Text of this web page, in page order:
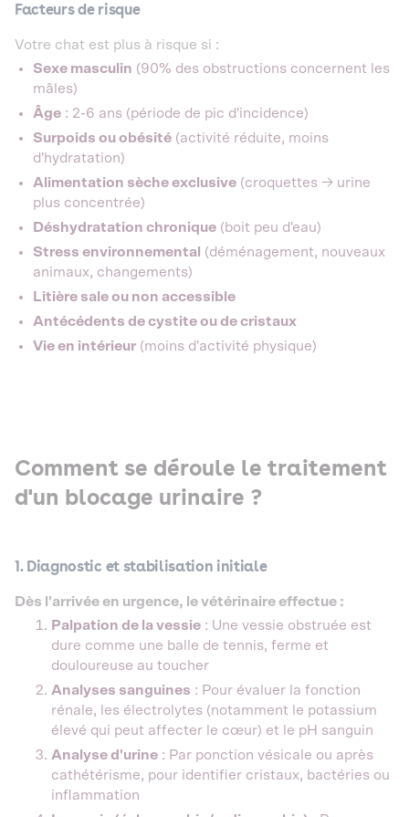
Facteurs de risque
Votre chat est plus à risque si :
Sexe masculin (90% des obstructions concernent les
mâles)
Âge : 2-6 ans (période de pic d'incidence)
Surpoids ou obésité (activité réduite, moins
d'hydratation)
Alimentation sèche exclusive (croquettes → urine
plus concentrée)
Déshydratation chronique (boit peu d'eau)
Stress environnemental (déménagement, nouveaux
animaux, changements)
Litière sale ou non accessible
Antécédents de cystite ou de cristaux
Vie en intérieur (moins d'activité physique)
Comment se déroule le traitement
d'un blocage urinaire ?
1. Diagnostic et stabilisation initiale
Dès l'arrivée en urgence, le vétérinaire effectue :
Palpation de la vessie : Une vessie obstruée est
dure comme une balle de tennis, ferme et
douloureuse au toucher
Analyses sanguines : Pour évaluer la fonction
rénale, les électrolytes (notamment le potassium
élevé qui peut affecter le cœur) et le pH sanguin
Analyse d'urine : Par ponction vésicale ou après
cathétérisme, pour identifier cristaux, bactéries ou
inflammation